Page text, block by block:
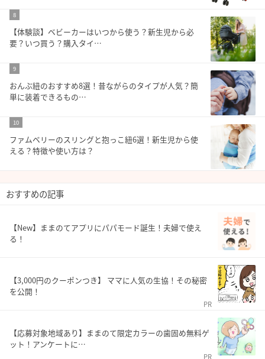
8
【体験談】ベビーカーはいつから使う？新生児から必
要？いつ買う？購入タイ…
9
おんぶ紐のおすすめ8選！昔ながらのタイプが人気？簡
単に装着できるもの…
10
ファムベリーのスリングと抱っこ紐6選！新生児から使
える？特徴や使い方は？
おすすめの記事
【New】ままのてアプリにパパモード誕生！夫婦で使え
る！
【3,000円のクーポンつき】 ママに人気の生協！その秘密
を公開！
PR
【応募対象地域あり】ままのて限定カラーの歯固め無料ゲ
ット！アンケートに…
PR